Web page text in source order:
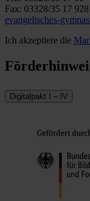
Fax: 03328/35 17 928
evangelisches-
Ich akzeptiere die
Digitalpakt I – IV